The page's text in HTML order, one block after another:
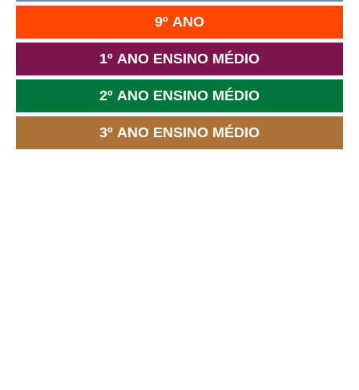
9º ANO
1º ANO ENSINO MÉDIO
2º ANO ENSINO MÉDIO
3º ANO ENSINO MÉDIO